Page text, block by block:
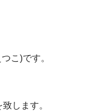
こ)です。
します。